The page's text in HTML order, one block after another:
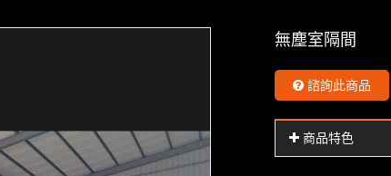
無塵室隔間
諮詢此商品
商品特色